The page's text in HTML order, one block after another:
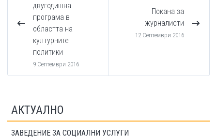
двугодишна
програма в
областта на
културните
политики
9 Септември 2016
Покана за
журналисти
12 Септември 2016
АКТУАЛНО
ЗАВЕДЕНИЕ ЗА СОЦИАЛНИ УСЛУГИ